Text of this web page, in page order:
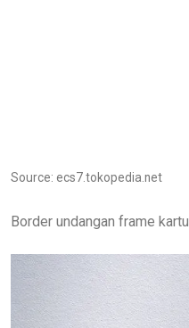
Source: ecs7.tokopedia.net
Border undangan frame